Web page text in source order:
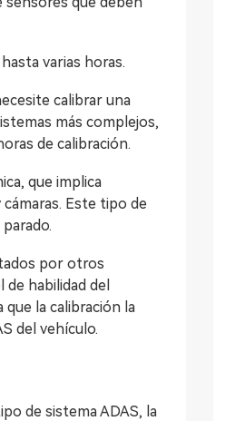
varias horas.
calibrar una
más complejos,
de calibración.
que implica
Este tipo de
por otros
habilidad del
que la calibración la
del vehículo.
de sistema ADAS, la